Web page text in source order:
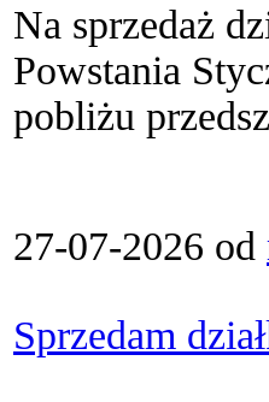
Na sprzedaż
Powstania
pobliżu
27-07-2026 od
Sprzedam